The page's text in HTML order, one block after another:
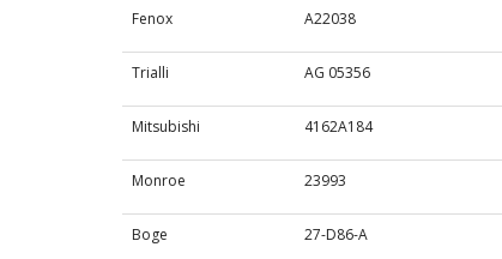
Fenox A22038
Trialli AG 05356
Mitsubishi 4162A184
Monroe 23993
Boge 27-D86-A